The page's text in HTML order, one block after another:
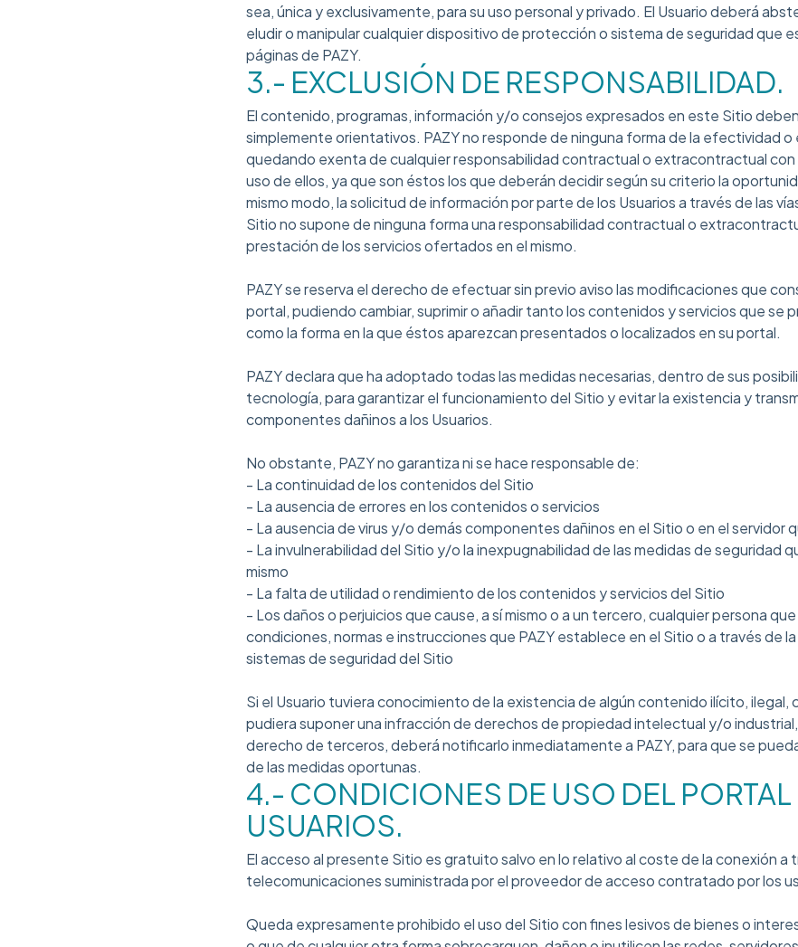
sea, única y exclusivamente, para su uso personal y privado. El Usuario deberá
eludir o manipular cualquier dispositivo de protección o sistema de seguridad que
páginas de PAZY.
3.- EXCLUSIÓN DE RESPONSABILIDAD.
El contenido, programas, información y/o consejos expresados en este Sitio
simplemente orientativos. PAZY no responde de ninguna forma de la efectividad o
quedando exenta de cualquier responsabilidad contractual o extracontractual con
uso de ellos, ya que son éstos los que deberán decidir según su criterio la
mismo modo, la solicitud de información por parte de los Usuarios a través de las
Sitio no supone de ninguna forma una responsabilidad contractual o
prestación de los servicios ofertados en el mismo.
PAZY se reserva el derecho de efectuar sin previo aviso las modificaciones que
portal, pudiendo cambiar, suprimir o añadir tanto los contenidos y servicios que se
como la forma en la que éstos aparezcan presentados o localizados en su portal.
PAZY declara que ha adoptado todas las medidas necesarias, dentro de sus
tecnología, para garantizar el funcionamiento del Sitio y evitar la existencia y
componentes dañinos a los Usuarios.
No obstante, PAZY no garantiza ni se hace responsable de:
- La continuidad de los contenidos del Sitio
- La ausencia de errores en los contenidos o servicios
- La ausencia de virus y/o demás componentes dañinos en el Sitio o en el servidor
- La invulnerabilidad del Sitio y/o la inexpugnabilidad de las medidas de seguridad
mismo
- La falta de utilidad o rendimiento de los contenidos y servicios del Sitio
- Los daños o perjuicios que cause, a sí mismo o a un tercero, cualquier persona
condiciones, normas e instrucciones que PAZY establece en el Sitio o a través de
sistemas de seguridad del Sitio
Si el Usuario tuviera conocimiento de la existencia de algún contenido ilícito, ilegal,
pudiera suponer una infracción de derechos de propiedad intelectual y/o
derecho de terceros, deberá notificarlo inmediatamente a PAZY, para que se
de las medidas oportunas.
4.- CONDICIONES DE USO DEL PORTAL
USUARIOS.
El acceso al presente Sitio es gratuito salvo en lo relativo al coste de la conexión a
telecomunicaciones suministrada por el proveedor de acceso contratado por los
Queda expresamente prohibido el uso del Sitio con fines lesivos de bienes o